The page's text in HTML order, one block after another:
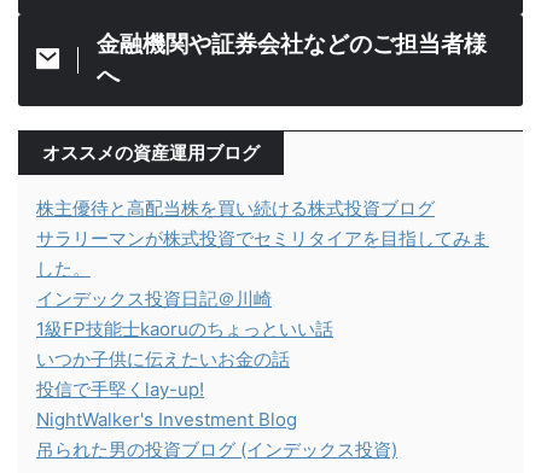
金融機関や証券会社などのご担当者様
へ
オススメの資産運用ブログ
株主優待と高配当株を買い続ける株式投資ブログ
サラリーマンが株式投資でセミリタイアを目指してみま
した。
インデックス投資日記＠川崎
1級FP技能士kaoruのちょっといい話
いつか子供に伝えたいお金の話
投信で手堅くlay-up!
NightWalker's Investment Blog
吊られた男の投資ブログ (インデックス投資)